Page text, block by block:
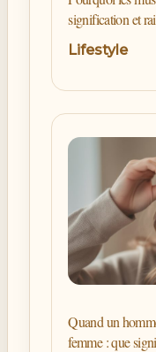
signification et
Lifestyle
Quand un
femme : que